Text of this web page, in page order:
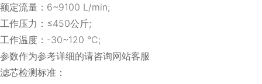
额定流量：6~9100 L/min;
工作压力：≤450公斤;
工作温度：-30~120 ℃;
参数作为参考详细的请咨询网站客服
滤芯检测标准：